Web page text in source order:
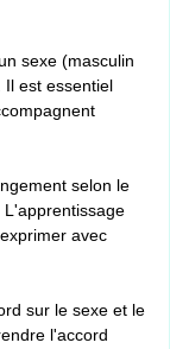
sexe (masculin
est essentiel
selon le
avec
sur le sexe et le
l'accord